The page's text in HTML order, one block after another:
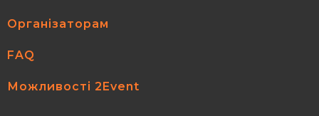
Організаторам
FAQ
Можливості 2Event